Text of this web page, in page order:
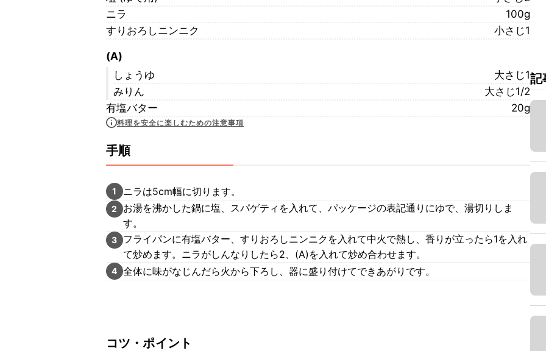
ニラ
100g
すりおろしニンニク
小さじ1
(A)
しょうゆ
大さじ1
みりん
大さじ1/2
有塩バター
20g
料理を安全に楽しむための注意事項
手順
1 ニラは5cm幅に切ります。
2
お湯を沸かした鍋に塩、スパゲティを入れて、パッケージの表記通りにゆで、湯切りしま
す。
3
フライパンに有塩バター、すりおろしニンニクを入れて中火で熱し、香りが立ったら1を入れ
て炒めます。ニラがしんなりしたら2、(A)を入れて炒め合わせます。
4 全体に味がなじんだら火から下ろし、器に盛り付けてできあがりです。
コツ・ポイント
記